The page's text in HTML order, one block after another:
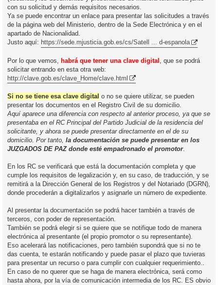
con su solicitud y demás requisitos necesarios.
Ya se puede encontrar un enlace para presentar las solicitudes a través
de la página web del Ministerio, dentro de la Sede Electrónica y en el
apartado de Nacionalidad.
Justo aquí: https://sede.mjusticia.gob.es/cs/Satell ... d-espanola
Por lo que vemos, habrá que tener una clave digital
, que se podrá
solicitar entrando en esta otra web:
http://clave.gob.es/clave_Home/clave.html
Si no se tiene esa clave digital o no se quiere utilizar, se pueden
presentar los documentos en el Registro Civil de su domicilio.
Aquí aparece una diferencia con respecto al anterior proceso, ya que se
presentaba en el RC Principal del Partido Judicial de la residencia del
solicitante, y ahora se puede presentar directamente en el de su
domicilio. Por tanto, la documentación se puede presentar en los
JUZGADOS DE PAZ donde esté empadronado el promotor.
En los RC se verificará que está la documentación completa y que
cumple los requisitos de legalización y, en su caso, de traducción, y se
remitirá a la Dirección General de los Registros y del Notariado (DGRN),
donde procederán a digitalizarlos y asignarle un número de expediente.
Al presentar la documentación se podrá hacer también a través de
terceros, con poder de representación.
También se podrá elegir si se quiere que se notifique todo de manera
electrónica al presentante (el propio promotor o su representante).
Eso acelerará las notificaciones, pero también supondrá que si no te
das cuenta, te estarán notificando y puede pasar el plazo que tuvieras
para presentar un recurso o para cumplir con cualquier requerimiento..
En caso de no querer que se haga de manera electrónica, será como
hasta ahora, por la vía de comunicación intermedia de los RC. ES obvio